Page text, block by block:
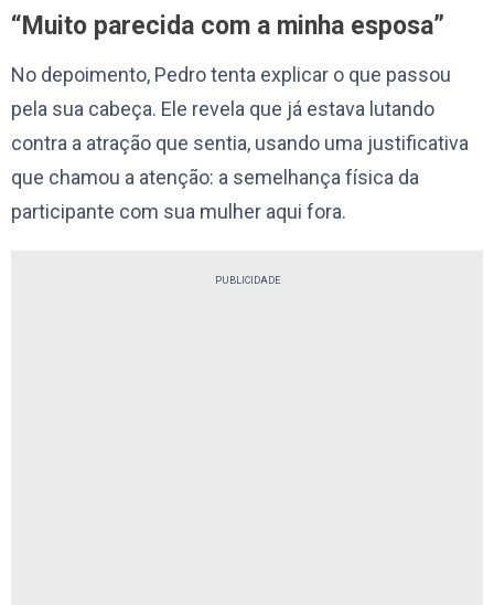
“Muito parecida com a minha esposa”
No depoimento, Pedro tenta explicar o que passou
pela sua cabeça. Ele revela que já estava lutando
contra a atração que sentia, usando uma justificativa
que chamou a atenção: a semelhança física da
participante com sua mulher aqui fora.
PUBLICIDADE